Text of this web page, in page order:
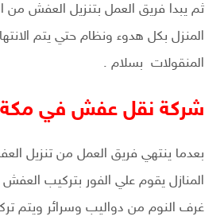
ثم يبدا فريق العمل بتنزيل العفش من
المنزل بكل هدوء ونظام حتي يتم
المنقولات بسلام .
شركة نقل عفش في مكة
بعدما ينتهي فريق العمل من تنزيل
المنازل يقوم علي الفور بتركيب
غرف النوم من دواليب وسرائر ويتم